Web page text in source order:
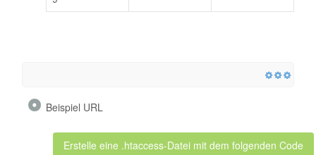
Beispiel URL
Erstelle eine .htaccess-Datei mit dem folgenden Code